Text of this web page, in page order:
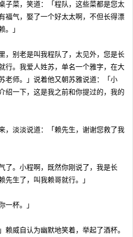
子菜，笑道：「程队，这些菜都是您太
福气，娶了一个好太太啊，不但长得漂
。」
别老是叫我程队了，太见外，您是长
行。我爱人姓苏，单名一个雅字，在大
老师。」说着他又朝苏雅说道：「小
绍一下，这是我之前和你提过的，我的
淡淡说道：「赖先生，谢谢您救了我
。小程啊，既然你刚说了，我是长
先生了，叫我赖哥就行。」
杯。」
威自认为幽默地笑着，举起了酒杯。